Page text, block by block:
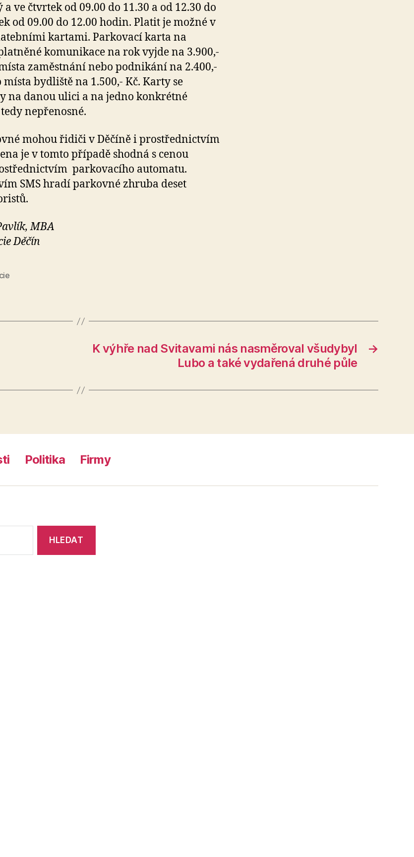
a ve čtvrtek od 09.00 do 11.30 a od 12.30 do
od 09.00 do 12.00 hodin. Platit je možné v
kartami. Parkovací karta na
komunikace na rok vyjde na 3.900,-
zaměstnání nebo podnikání na 2.400,-
místa bydliště na 1.500,- Kč. Karty se
na danou ulici a na jedno konkrétné
nepřenosné.
mohou řidiči v Děčíně i prostřednictvím
je v tomto případě shodná s cenou
parkovacího automatu.
SMS hradí parkovné zhruba deset
MBA
Děčín
→
K výhře nad Svitavami nás nasměroval všudybyl
Lubo a také vydařená druhé půle
Politika Firmy